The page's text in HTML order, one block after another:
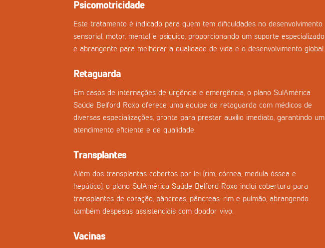
Psicomotricidade
Este tratamento é indicado para quem tem dificuldades no desenvolvimento
sensorial, motor, mental e psíquico, proporcionando um suporte especializado
e abrangente para melhorar a qualidade de vida e o desenvolvimento global.
Retaguarda
Em casos de internações de urgência e emergência, o plano SulAmérica
Saúde Belford Roxo oferece uma equipe de retaguarda com médicos de
diversas especializações, pronta para prestar auxílio imediato, garantindo um
atendimento eficiente e de qualidade.
Transplantes
Além dos transplantas cobertos por lei (rim, córnea, medula óssea e
hepático), o plano SulAmérica Saúde Belford Roxo inclui cobertura para
transplantes de coração, pâncreas, pâncreas-rim e pulmão, abrangendo
também despesas assistenciais com doador vivo.
Vacinas